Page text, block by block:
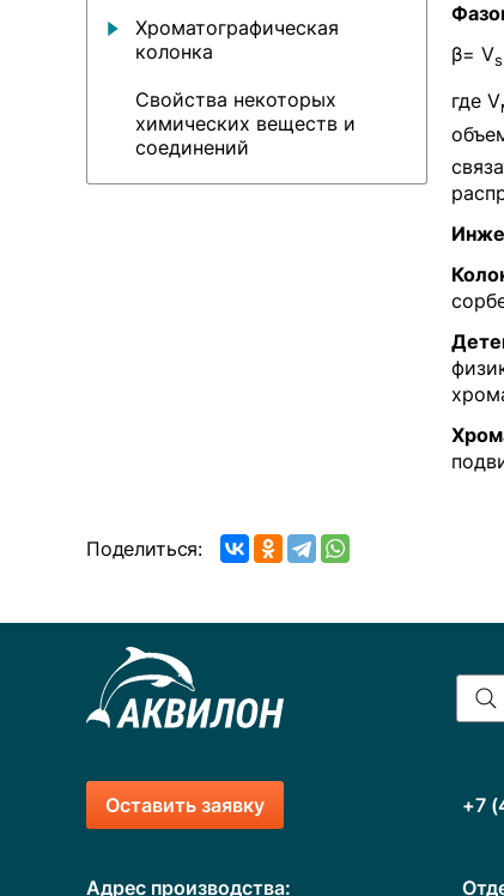
β= Vs
где V
Хроматографическая
колонка
Свойства некоторых
химических веществ и
соединений
Поделиться:
Оставить заявку +7
Адрес производства: